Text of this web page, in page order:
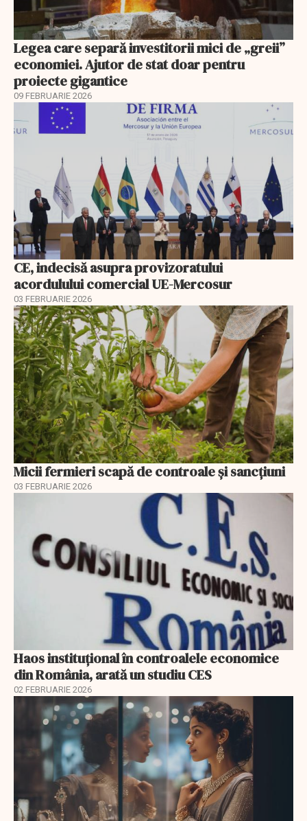
Legea care separă investitorii mici de „greii”
economiei. Ajutor de stat doar pentru
proiecte gigantice
09 FEBRUARIE 2026
CE, indecisă asupra provizoratului
acordulului comercial UE-Mercosur
03 FEBRUARIE 2026
Micii fermieri scapă de controale și sancțiuni
03 FEBRUARIE 2026
Haos instituțional în controalele economice
din România, arată un studiu CES
02 FEBRUARIE 2026